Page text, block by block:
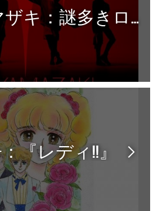
ミオヤマザキ：謎多きロックバンドに大注目！
『レディ!!』